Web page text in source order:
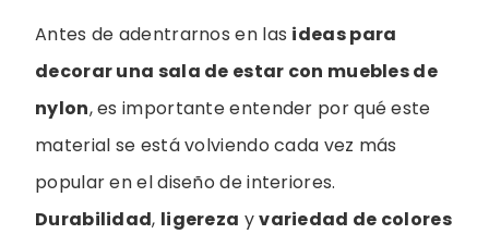
Antes de adentrarnos en las ideas para
decorar una sala de estar con muebles de
nylon, es importante entender por qué este
material se está volviendo cada vez más
popular en el diseño de interiores.
Durabilidad, ligereza yvariedad de colores